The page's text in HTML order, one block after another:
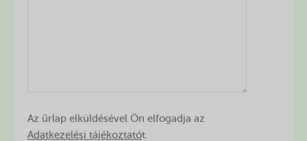
Az űrlap elküldésével Ön elfogadja az
Adatkezelési tájékoztatót.